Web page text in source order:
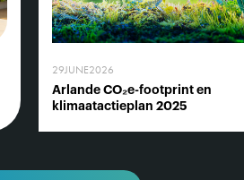
29JUNE2026
Arlande CO₂e-footprint en
klimaatactieplan 2025